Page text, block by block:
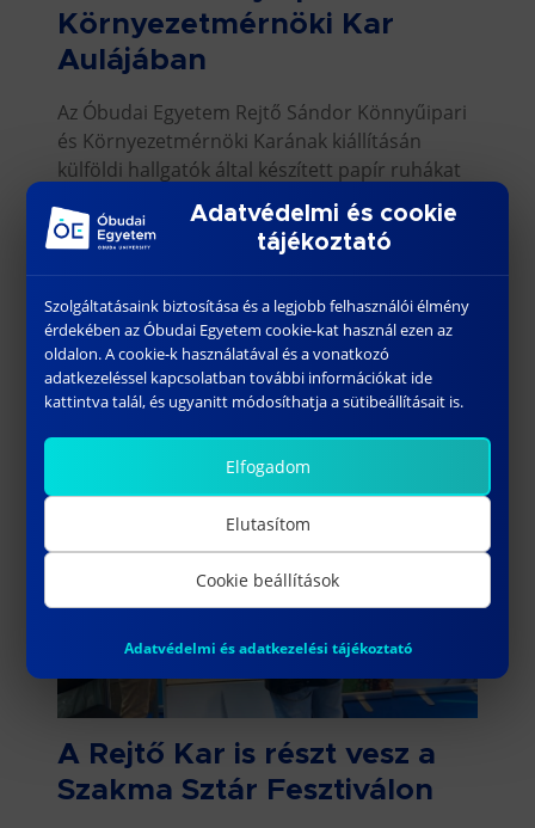
Környezetmérnöki Kar
Aulájában
Az Óbudai Egyetem Rejtő Sándor Könnyűipari
és Környezetmérnöki Karának kiállításán
külföldi hallgatók által készített papír ruhákat
tekinthetik meg az érdeklődők. Az egyedi
kreációk a Stipendium Hungaricum
programban résztvevő nemzetközi hallgatók
[…]
Bővebben
2023.04.28.
A Rejtő Kar is részt vesz a
Szakma Sztár Fesztiválon
Adatvédelmi és cookie
tájékoztató
Szolgáltatásaink biztosítása és a legjobb felhasználói élmény
érdekében az Óbudai Egyetem cookie-kat használ ezen az
oldalon. A cookie-k használatával és a vonatkozó
adatkezeléssel kapcsolatban további információkat ide
kattintva talál, és ugyanitt módosíthatja a sütibeállításait is.
Elfogadom
Elutasítom
Cookie beállítások
Adatvédelmi és adatkezelési tájékoztató